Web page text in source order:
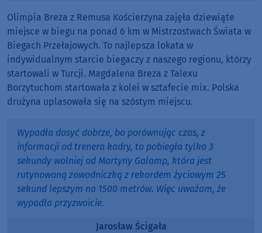
Olimpia Breza z Remusa Kościerzyna zajęła dziewiąte
miejsce w biegu na ponad 6 km w Mistrzostwach Świata w
Biegach Przełajowych. To najlepsza lokata w
indywidualnym starcie biegaczy z naszego regionu, którzy
startowali w Turcji. Magdalena Breza z Talexu
Borzytuchom startowała z kolei w sztafecie mix. Polska
drużyna uplasowała się na szóstym miejscu.
Wypadła dosyć dobrze, bo porównując czas, z
informacji od trenera kadry, to pobiegła tylko 3
sekundy wolniej od Martyny Galamp, która jest
rutynowaną zawodniczką z rekordem życiowym 25
sekund lepszym na 1500 metrów. Więc uważam, że
wypadła przyzwoicie.
Jarosław Ścigała